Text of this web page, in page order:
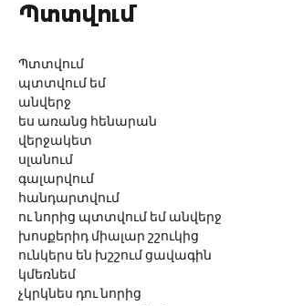
Պտտվում
Պտտվում
պտտվում եմ
անվերջ
ես առանց հենարան
վերջակետ
սլանում
գալարվում
հանդարտվում
ու նորից պտտվում եմ անվերջ
խոսքերիդ միալար շշուկից
ունկերս են խշշում ցավագին
կմեռնեմ
չկրկնես դու նորից